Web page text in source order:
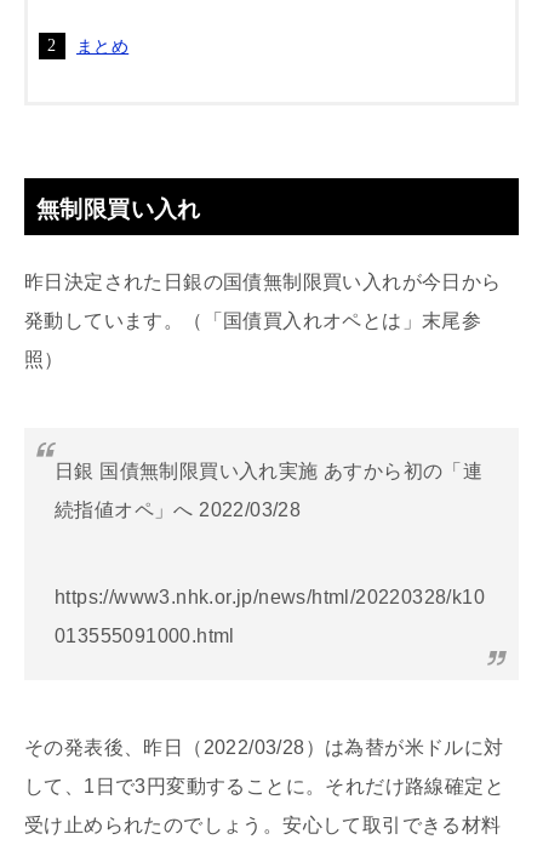
まとめ
無制限買い入れ
昨日決定された日銀の国債無制限買い入れが今日から
発動しています。（「国債買入れオペとは」末尾参
照）
日銀 国債無制限買い入れ実施 あすから初の「連
続指値オペ」へ 2022/03/28
https://www3.nhk.or.jp/news/html/20220328/k10
013555091000.html
その発表後、昨日（2022/03/28）は為替が米ドルに対
して、1日で3円変動することに。それだけ路線確定と
受け止められたのでしょう。安心して取引できる材料